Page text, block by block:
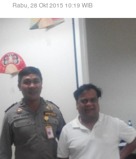
Rabu, 28 Okt 2015 10:19 WIB